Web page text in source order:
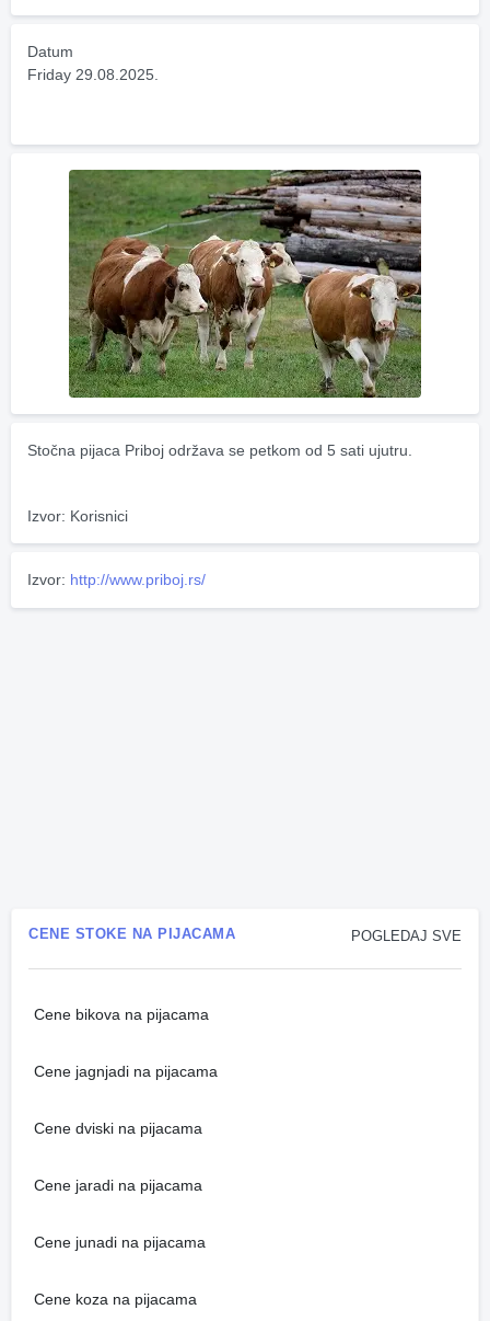
Datum
Friday 29.08.2025.
Stočna pijaca Priboj održava se petkom od 5 sati ujutru.
Izvor: Korisnici
Izvor: http://www.priboj.rs/
POGLEDAJ SVE
CENE STOKE NA PIJACAMA
Cene bikova na pijacama
Cene jagnjadi na pijacama
Cene dviski na pijacama
Cene jaradi na pijacama
Cene junadi na pijacama
Cene koza na pijacama